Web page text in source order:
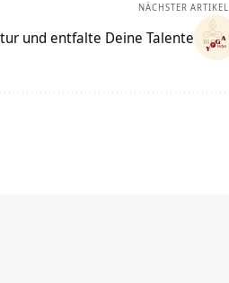
NÄCHSTER ARTIKEL
und entfalte Deine Talente